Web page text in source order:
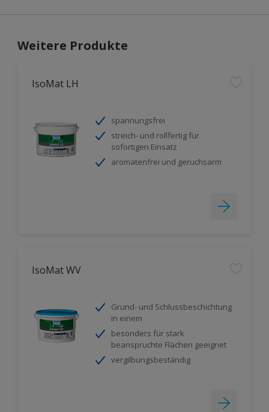
Weitere Produkte
IsoMat LH
spannungsfrei
streich- und rollfertig für
sofortigen Einsatz
aromatenfrei und geruchsarm
IsoMat WV
Grund- und Schlussbeschichtung
in einem
besonders für stark
beanspruchte Flächen geeignet
vergilbungsbeständig